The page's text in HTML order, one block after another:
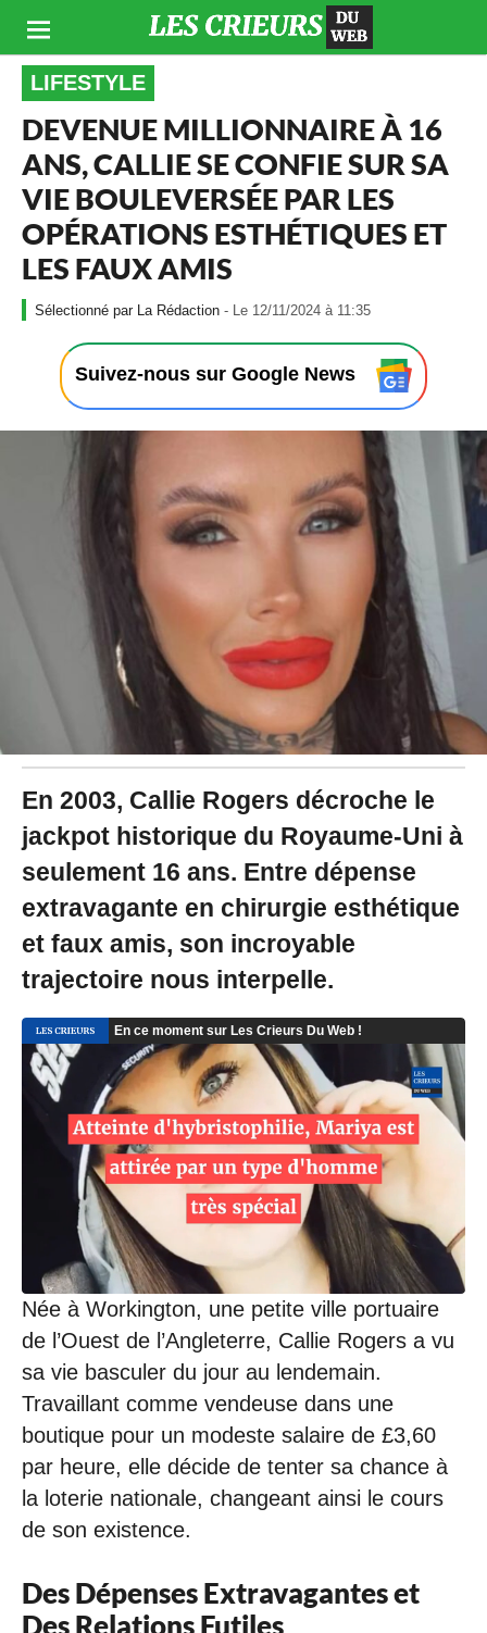
LIFESTYLE
DEVENUE MILLIONNAIRE À 16
ANS, CALLIE SE CONFIE SUR SA
VIE BOULEVERSÉE PAR LES
OPÉRATIONS ESTHÉTIQUES ET
LES FAUX AMIS
La Rédaction - Le 12/11/2024 à 11:35
1
/
1
2
à
1
Suivez-nous sur Google News
En 2003, Callie Rogers décroche le
jackpot historique du Royaume-Uni à
seulement 16 ans. Entre dépense
extravagante en chirurgie esthétique
et faux amis, son incroyable
trajectoire nous interpelle.
Née à Workington, une petite ville portuaire
de l’Ouest de l’Angleterre, Callie Rogers a vu
sa vie basculer du jour au lendemain.
Travaillant comme vendeuse dans une
boutique pour un modeste salaire de £3,60
par heure, elle décide de tenter sa chance à
la loterie nationale, changeant ainsi le cours
de son existence.
Des Dépenses Extravagantes et
Des Relations Futiles